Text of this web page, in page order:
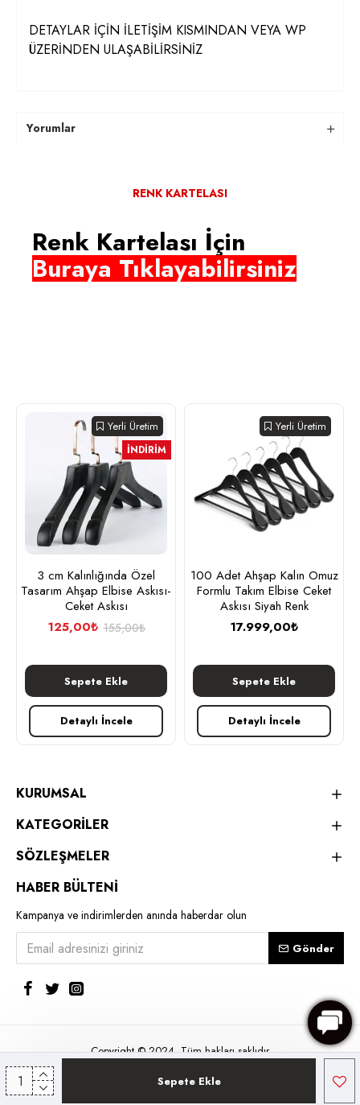
Sepete Ekle
DETAYLAR İÇİN İLETİŞİM KISMINDAN VEYA WP
ÜZERİNDEN ULAŞABİLİRSİNİZ
Yorumlar
RENK KARTELASI
Renk Kartelası İçin
Buraya Tıklayabilirsiniz
Yerli Üretim
İNDIRIM
3 cm Kalınlığında Özel
Tasarım Ahşap Elbise Askısı-
Ceket Askısı
125,00₺ 155,00₺
Sepete Ekle
Detaylı İncele
Yerli Üretim
100 Adet Ahşap Kalın Omuz
Formlu Takım Elbise Ceket
Askısı Siyah Renk
17.999,00₺
Sepete Ekle
Detaylı İncele
KURUMSAL
KATEGORİLER
SÖZLEŞMELER
HABER BÜLTENİ
Kampanya ve indirimlerden anında haberdar olun
Gönder
Copyright © 2024, Tüm hakları saklıdır